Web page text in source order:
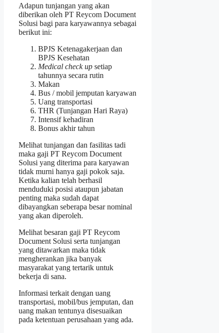
Adapun tunjangan yang akan
diberikan oleh PT Reycom Document
Solusi bagi para karyawannya sebagai
berikut ini:
BPJS Ketenagakerjaan dan
BPJS Kesehatan
Medical check up setiap
tahunnya secara rutin
Makan
Bus / mobil jemputan karyawan
Uang transportasi
THR (Tunjangan Hari Raya)
Intensif kehadiran
Bonus akhir tahun
Melihat tunjangan dan fasilitas tadi
maka gaji PT Reycom Document
Solusi yang diterima para karyawan
tidak murni hanya gaji pokok saja.
Ketika kalian telah berhasil
menduduki posisi ataupun jabatan
penting maka sudah dapat
dibayangkan seberapa besar nominal
yang akan diperoleh.
Melihat besaran gaji PT Reycom
Document Solusi serta tunjangan
yang ditawarkan maka tidak
mengherankan jika banyak
masyarakat yang tertarik untuk
bekerja di sana.
Informasi terkait dengan uang
transportasi, mobil/bus jemputan, dan
uang makan tentunya disesuaikan
pada ketentuan perusahaan yang ada.